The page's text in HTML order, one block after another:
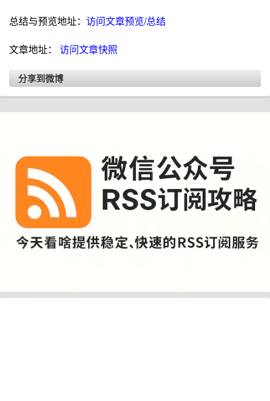
总结与预览地址： 访问文章预览/总结
文章地址： 访问文章快照
分享到微博